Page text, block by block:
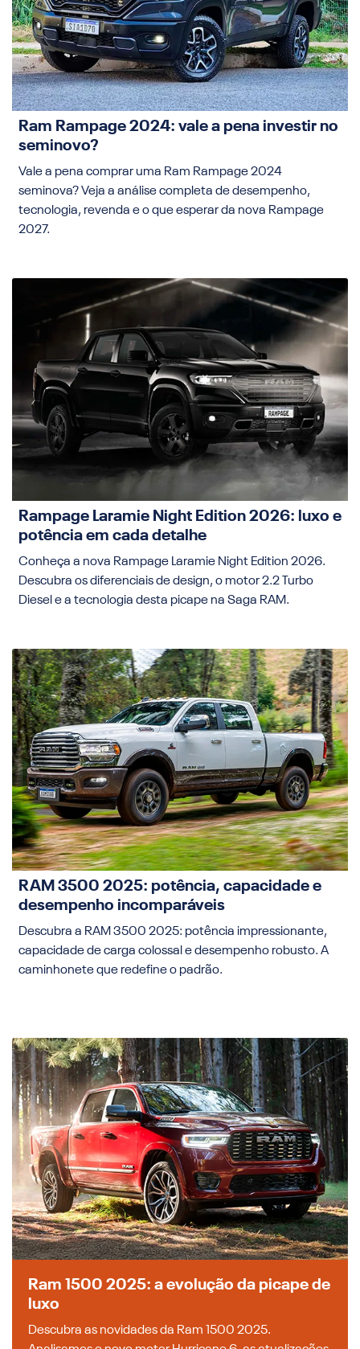
Ram Rampage 2024: vale a pena investir no
seminovo?
Vale a pena comprar uma Ram Rampage 2024
seminova? Veja a análise completa de desempenho,
tecnologia, revenda e o que esperar da nova Rampage
2027.
Rampage Laramie Night Edition 2026: luxo e
potência em cada detalhe
Conheça a nova Rampage Laramie Night Edition 2026.
Descubra os diferenciais de design, o motor 2.2 Turbo
Diesel e a tecnologia desta picape na Saga RAM.
RAM 3500 2025: potência, capacidade e
desempenho incomparáveis
Descubra a RAM 3500 2025: potência impressionante,
capacidade de carga colossal e desempenho robusto. A
caminhonete que redefine o padrão.
Ram 1500 2025: a evolução da picape de
luxo
Descubra as novidades da Ram 1500 2025.